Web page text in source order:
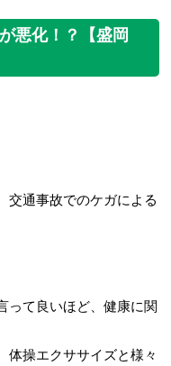
悪化！？【盛岡
交通事故でのケガによる
って良いほど、健康に関
体操エクササイズと様々